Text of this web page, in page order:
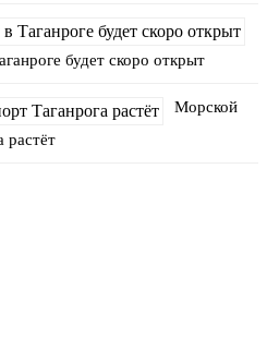
будет скоро открыт
Морской
растёт